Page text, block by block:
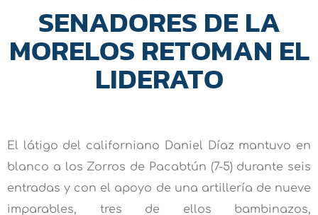
SENADORES DE LA
MORELOS RETOMAN EL
LIDERATO
El látigo del californiano Daniel Díaz mantuvo en
blanco a los Zorros de Pacabtún (7-5) durante seis
entradas y con el apoyo de una artillería de nueve
imparables, tres de ellos bambinazos,